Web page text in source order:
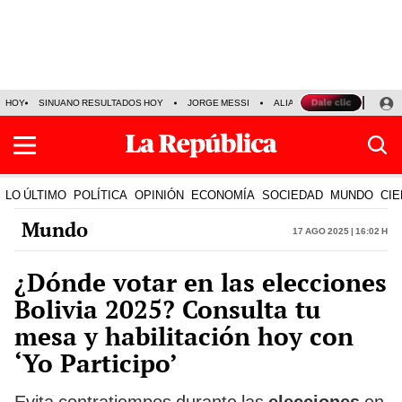
HOY SINUANO RESULTADOS HOY JORGE MESSI ALIANZA LIMA VS SPORT
LO ÚLTIMO POLÍTICA OPINIÓN ECONOMÍA SOCIEDAD MUNDO
Mundo 17 Ago 2025 | 16:02 h
¿Dónde votar en las elecciones
Bolivia 2025? Consulta tu
mesa y habilitación hoy con
‘Yo Participo’